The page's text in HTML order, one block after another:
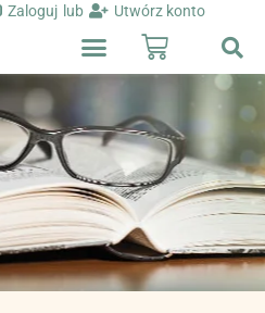
Zaloguj lub Utwórz konto